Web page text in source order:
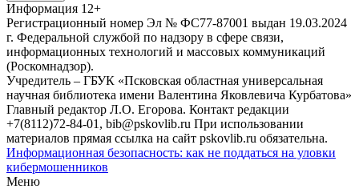
Информация 12+
Регистрационный номер Эл № ФС77-87001 выдан 19.03.2024
г. Федеральной службой по надзору в сфере связи,
информационных технологий и массовых коммуникаций
(Роскомнадзор).
Учредитель – ГБУК «Псковская областная универсальная
научная библиотека имени Валентина Яковлевича Курбатова»
Главный редактор Л.О. Егорова. Контакт редакции
+7(8112)72-84-01, bib@pskovlib.ru При использовании
материалов прямая ссылка на сайт pskovlib.ru обязательна.
Информационная безопасность: как не поддаться на уловки
кибермошенников
Меню